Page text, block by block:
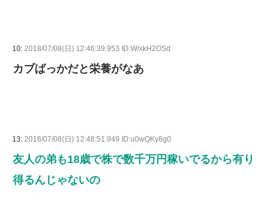
10: 2018/07/08(日) 12:46:39.953 ID:W/xkH2OSd
カブばっかだと栄養がなあ
13: 2018/07/08(日) 12:48:51.949 ID:u0wQKy8g0
友人の弟も18歳で株で数千万円稼いでるから有り
得るんじゃないの